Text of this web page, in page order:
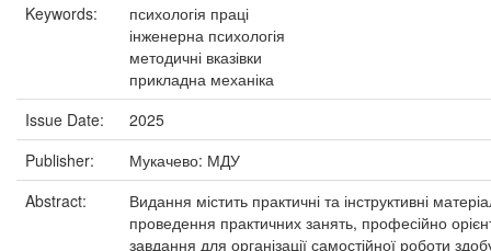
Keywords:
психологія праці
інженерна психологія
методичні вказівки
прикладна механіка
Issue Date:
2025
Publisher:
Мукачево: МДУ
Abstract:
Видання містить практичні та інструктивні
проведення практичних занять, професійно
завдання для організації самостійної роботи